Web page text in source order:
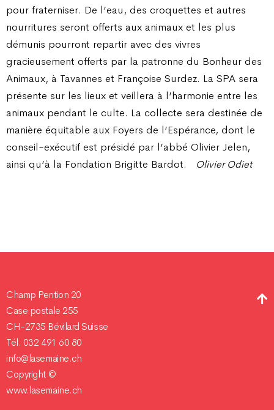
pour fraterniser. De l’eau, des croquettes et autres
nourritures seront offerts aux animaux et les plus
démunis pourront repartir avec des vivres
gracieusement offerts par la patronne du Bonheur des
Animaux, à Tavannes et Françoise Surdez. La SPA sera
présente sur les lieux et veillera à l’harmonie entre les
animaux pendant le culte. La collecte sera destinée de
manière équitable aux Foyers de l’Espérance, dont le
conseil-exécutif est présidé par l’abbé Olivier Jelen,
ainsi qu’à la Fondation Brigitte Bardot.
Olivier Odiet
Champ Pention 20
Case postale 255
CH-2735 Bévilard Suisse
Tél. 032 491 60 80
info@lasemaine.ch
Copyright ©
www.lasemaine.ch